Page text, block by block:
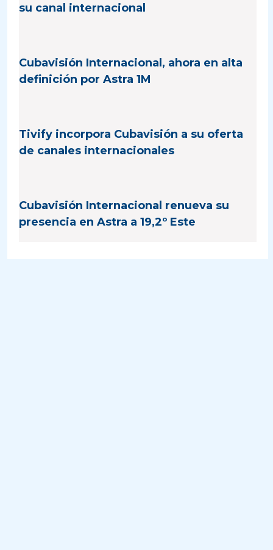
su canal internacional
Cubavisión Internacional, ahora en alta
definición por Astra 1M
Tivify incorpora Cubavisión a su oferta
de canales internacionales
Cubavisión Internacional renueva su
presencia en Astra a 19,2º Este